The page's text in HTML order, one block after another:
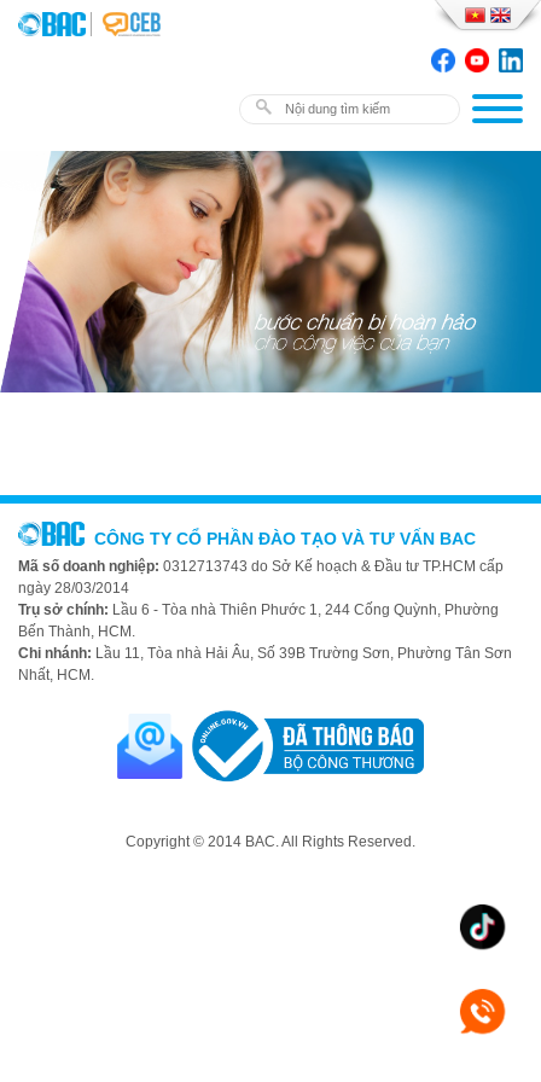
CÔNG TY CỔ PHẦN ĐÀO TẠO VÀ TƯ VẤN BAC
Mã số doanh nghiệp: 0312713743 do Sở Kế hoạch & Đầu tư TP.HCM cấp
ngày 28/03/2014
Trụ sở chính: Lầu 6 - Tòa nhà Thiên Phước 1, 244 Cống Quỳnh, Phường
Bến Thành, HCM.
Chi nhánh: Lầu 11, Tòa nhà Hải Âu, Số 39B Trường Sơn, Phường Tân Sơn
Nhất, HCM.
Copyright © 2014 BAC. All Rights Reserved.